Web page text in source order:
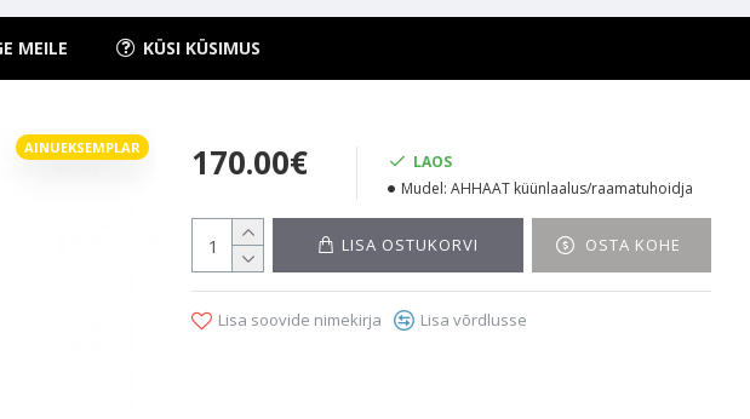
MEILE KÜSI KÜSIMUS
AINUEKSEMPLAR 170.00€
LAOS
Mudel: AHHAAT küünlaalus/raamatuhoidja
LISA OSTUKORVI OSTA KOHE
Lisa soovide nimekirja Lisa võrdlusse